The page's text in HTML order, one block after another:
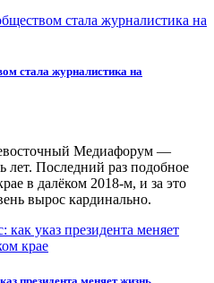
стала журналистика на
Медиафорум —
лет. Последний раз подобное
в далёком 2018-м, и за это
вырос кардинально.